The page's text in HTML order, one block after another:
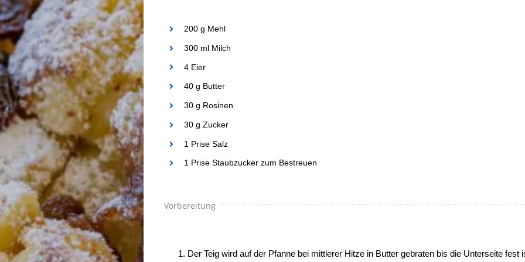
200 g Mehl
300 ml Milch
4 Eier
40 g Butter
30 g Rosinen
30 g Zucker
1 Prise Salz
1 Prise Staubzucker zum Bestreuen
Vorbereitung
Der Teig wird auf der Pfanne bei mittlerer Hitze in Butter gebraten bis die Unterseite fest